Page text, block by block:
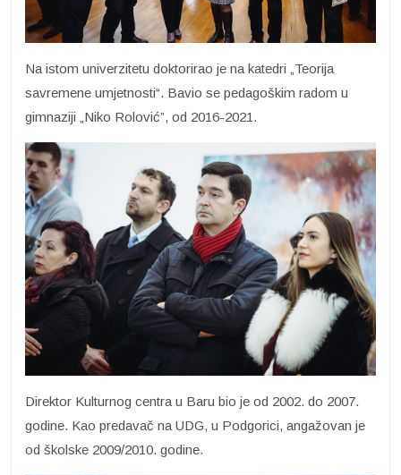
Na istom univerzitetu doktorirao je na katedri „Teorija
savremene umjetnosti“. Bavio se pedagoškim radom u
gimnaziji „Niko Rolović”, od 2016-2021.
Direktor Kulturnog centra u Baru bio je od 2002. do 2007.
godine. Kao predavač na UDG, u Podgorici, angažovan je
od školske 2009/2010. godine.